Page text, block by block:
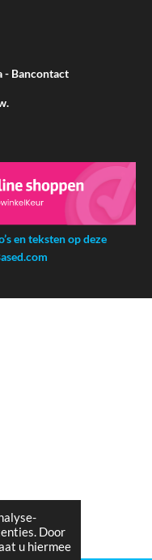
Door
u hiermee
- Bancontact
en teksten op deze